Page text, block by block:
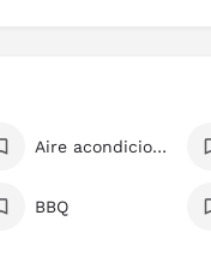
Aire acondicionado
BBQ